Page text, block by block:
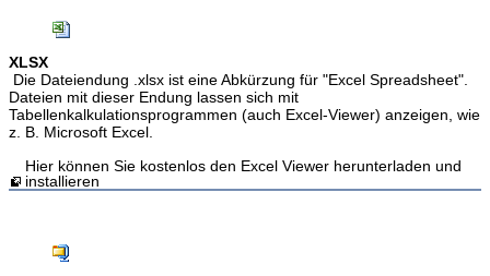
XLSX
Die Dateiendung .xlsx ist eine Abkürzung für "Excel Spreadsheet".
Dateien mit dieser Endung lassen sich mit
Tabellenkalkulationsprogrammen (auch Excel-Viewer) anzeigen, wie
z. B. Microsoft Excel.
Hier können Sie kostenlos den Excel Viewer herunterladen und
installieren